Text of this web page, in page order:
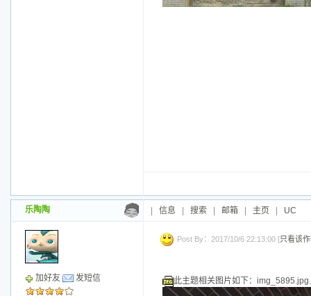
乐陶陶 信息 搜索 邮箱 主页 UC
加好友 发短信
Post By：2017/10/6 22:13:00 [只看该
此主题相关图片如下：